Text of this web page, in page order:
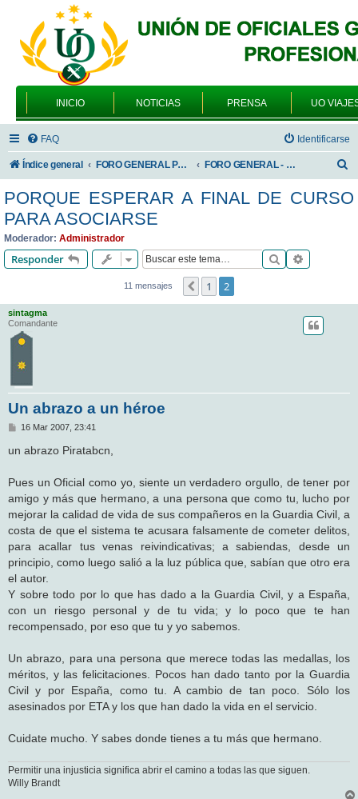
INICIO NOTICIAS PRENSA UO
FAQ Identificarse
Índice general FORO GENERAL PARA TODOS LOS USUARIOS FORO GENERAL - ACADEMIAS DE FORMACIÓN
s
PORQUE ESPERAR A FINAL DE CURSO
PARA ASOCIARSE
Moderador: Administrador
Responder Buscar
11 mensajes Anterior
1 2
sintagma
Comandante
Un abrazo a un héroe
M
n
s
e
16 Mar 2007, 23:41
un abrazo Piratabcn,
Pues un Oficial como yo, siente un verdadero orgullo, de tener por
amigo y más que hermano, a una persona que como tu, lucho por
mejorar la calidad de vida de sus compañeros en la Guardia Civil, a
costa de que el sistema te acusara falsamente de cometer delitos,
para acallar tus venas reivindicativas; a sabiendas, desde un
principio, como luego salió a la luz pública que, sabían que otro era
el autor.
Y sobre todo por lo que has dado a la Guardia Civil, y a España,
con un riesgo personal y de tu vida; y lo poco que te han
recompensado, por eso que tu y yo sabemos.
Un abrazo, para una persona que merece todas las medallas, los
méritos, y las felicitaciones. Pocos han dado tanto por la Guardia
Civil y por España, como tu. A cambio de tan poco. Sólo los
asesinados por ETA y los que han dado la vida en el servicio.
Cuidate mucho. Y sabes donde tienes a tu más que hermano.
Permitir una injusticia significa abrir el camino a todas las que siguen.
Willy Brandt